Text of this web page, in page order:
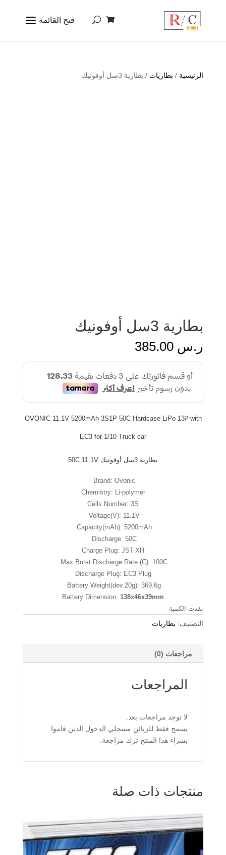
الرئيسية / بطاريات / بطارية 3سل أوفونيك
بطارية 3سل أوفونيك
ر.س
OVONIC 11.1V 5200mAh 3S1P 50C Hardcase LiPo 13# with
EC3 for 1/10 Truck car
بطارية 3سل أوفونيك 50C 11.1V
Brand: Ovonic
Chemistry: Li-polymer
Cells Number: 3S
Voltage(V): 11.1V
Capacity(mAh): 5200mAh
Discharge: 50C
Charge Plug: JST-XH
Max Burst Discharge Rate (C): 100C
Discharge Plug: EC3 Plug
Battery Weight(dev.20g): 369.6g
Battery Dimension: 138x46x39mm
نفذت الكمية
التصنيف: بطاريات
مراجعات (0)
المراجعات
لا توجد مراجعات بعد.
يسمح فقط للزبائن مسجلي الدخول الذين قاموا
بشراء هذا المنتج ترك مراجعة.
منتجات ذات صلة